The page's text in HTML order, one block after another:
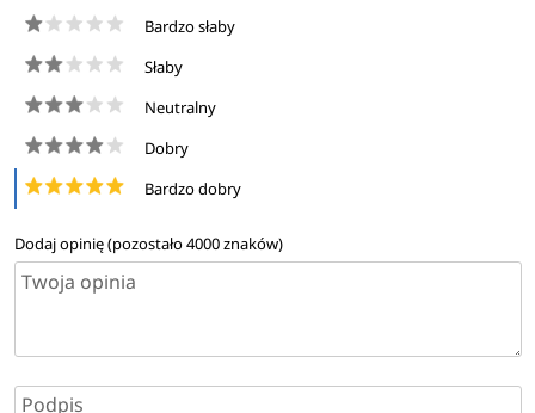
- kwalifikacje nauczyciela specjalisty terapii pedagogicznej
- przygotowanie do prowadzenia zajęć z dziećmi zdolnymi i
twórczymi
Dowiedz się więcej
Bardzo słaby
Słaby
Neutralny
Dobry
Bardzo dobry
Dodaj opinię (pozostało4000znaków)